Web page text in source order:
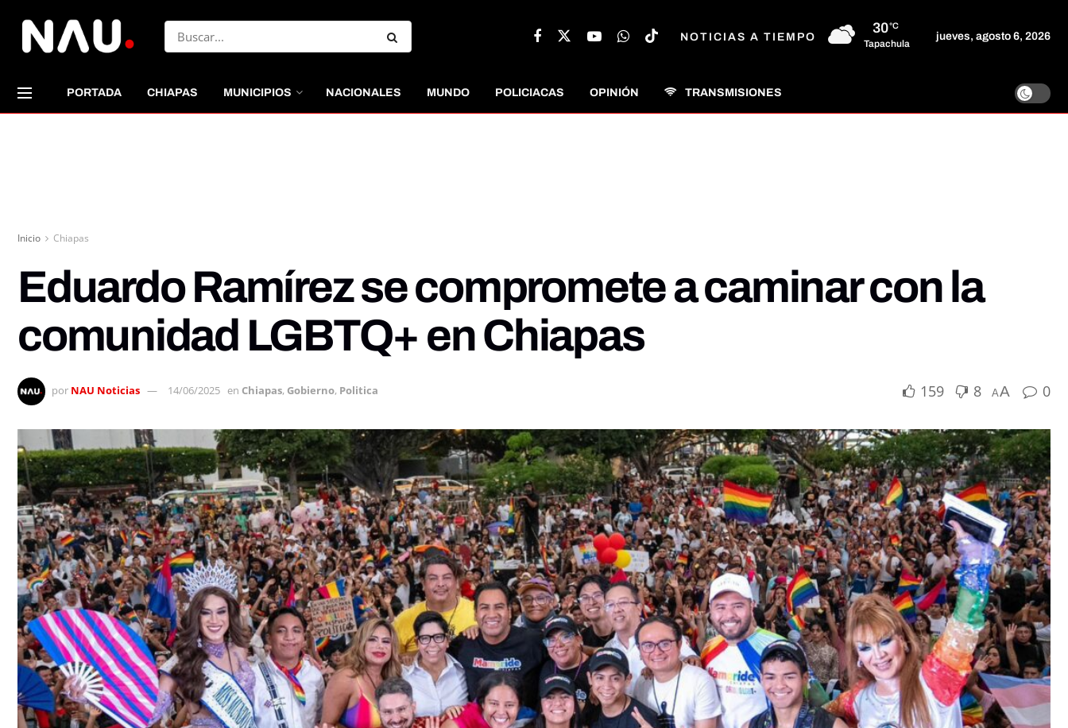
NOTICIAS A TIEMPO
30°C
Tapachula
jueves, agosto 6, 2026
PORTADA CHIAPAS MUNICIPIOS NACIONALES MUNDO POLICIACAS OPINIÓN TRANSMISIONES
Inicio Chiapas
Eduardo Ramírez se compromete a caminar con la
comunidad LGBTQ+ en Chiapas
por NAU Noticias 14/06/2025 en Chiapas, Gobierno, Politica 159 8 AA 0